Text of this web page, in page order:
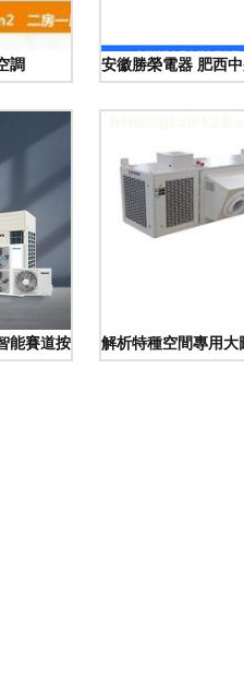
調 安徽勝榮電器 肥西
能賽道按下“加速鍵”解析特種空間專用